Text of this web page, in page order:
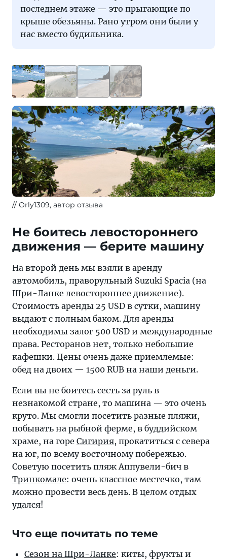
последнем этаже — это прыгающие по
крыше обезьяны. Рано утром они были у
нас вместо будильника.
Orly1309, автор отзыва
Не боитесь левостороннего
движения — берите машину
На второй день мы взяли в аренду
автомобиль, праворульный Suzuki Spacia (на
Шри-Ланке левостороннее движение).
Стоимость аренды 25 USD в сутки, машину
выдают с полным баком. Для аренды
необходимы залог 500 USD и международные
права. Ресторанов нет, только небольшие
кафешки. Цены очень даже приемлемые:
обед на двоих — 1500 RUB на наши деньги.
Если вы не боитесь сесть за руль в
незнакомой стране, то машина — это очень
круто. Мы смогли посетить разные пляжи,
побывать на рыбной ферме, в буддийском
храме, на горе Сигирия, прокатиться с севера
на юг, по всему восточному побережью.
Советую посетить пляж Аппувели-бич в
Тринкомале: очень классное местечко, там
можно провести весь день. В целом отдых
удался!
Что еще почитать по теме
Сезон на Шри-Ланке: киты, фрукты и